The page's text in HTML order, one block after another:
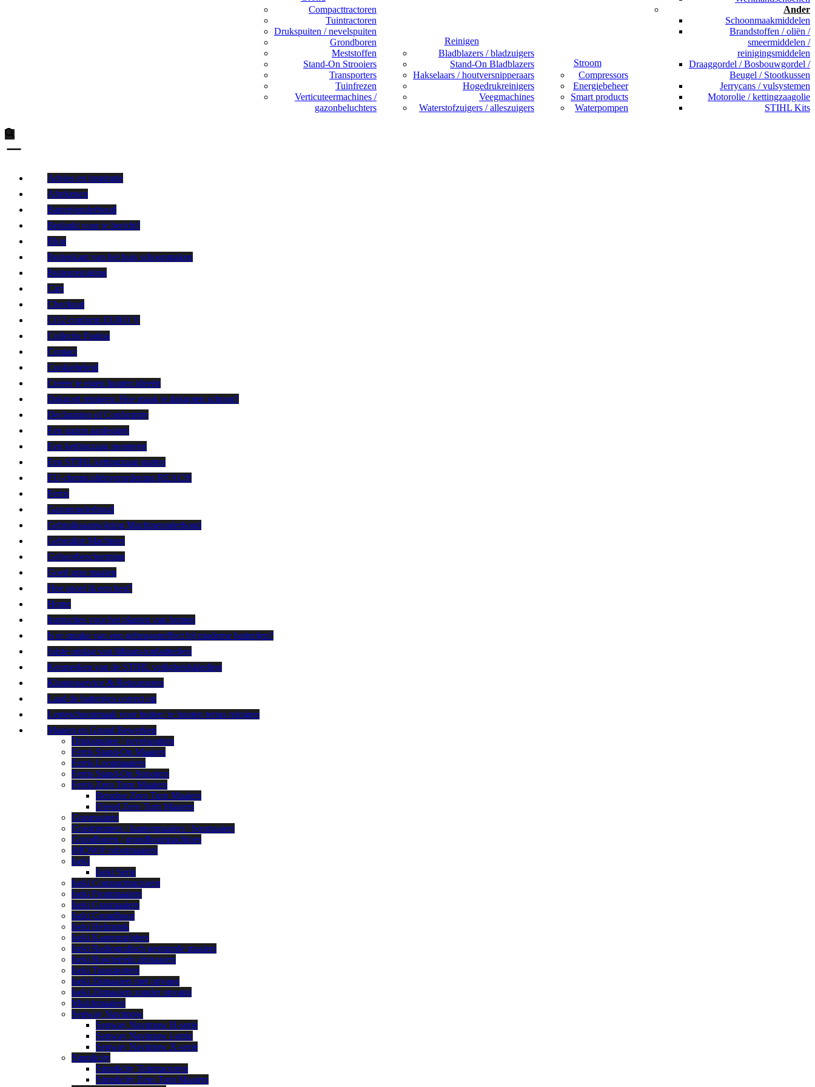
Compacttractoren
Tuintractoren
Drukspuiten / nevelspuiten
Grondboren
Meststoffen
Stand-On Strooiers
Transporters
Tuinfrezen
Verticuteermachines /
gazonbeluchters
Reinigen
Bladblazers / bladzuigers
Stand-On Bladblazers
Hakselaars / houtversnipperaars
Hogedrukreinigers
Veegmachines
Waterstofzuigers / alleszuigers
Stroom
Compressors
Energiebeheer
Smart products
Waterpompen
Ander
Schoonmaakmiddelen
Brandstoffen / oliën /
smeermiddelen /
reinigingsmiddelen
Draaggordel / Bosbouwgordel /
Beugel / Stootkussen
Jerrycans / vulsystemen
Motorolie / kettingzaagolie
STIHL Kits
Advies en inspiratie
Afrekenen
Batterijonderhoud
Bedankt voor je bericht!
Blog
Buitenkant van het huis schoonmaken
Buitenreiniging
Cart
Checkout
CO2 conform EURO V
Collectie Pagina
Contact
Cookiebeleid
Creëer je eigen houten ideeën
Dakgoot reinigen: Hoe maak je dakgoten schoon?
Declaration of Conformity
Een gazon aanleggen
Een kettingzaag monteren
Een STIHL kettingzaag starten
EU-chemicaliënverordening REACH
Ferris
Gazononderhoud
Gebruiksaanwijzing Machineonderhoud
Gebruikte Machines
Gehoorbescherming
Goed gras maaien
Hoe snoei ik een heg?
Home
Instructies voor het planten van bomen
Is er sprake van een geheugeneffect bij moderne batterijen?
Juiste opslag van lithium-ionbatterijen
Kenmerken van de STIHL veiligheidskleding
Klantenservice & Retourneren
Laad de batterijen correct op
Lenteschoonmaak voor buiten: je houten terras reinigen
Maaien en Grond Bewerken
Drukspuiten / nevelspuiten
Ferris Stand-On Maaiers
Ferris Loopmaaiers
Ferris Stand-On Strooiers
Ferris Zero Turn Maaiers
Benzine Zero Turn Maaiers
Diesel Zero Turn Maaiers
Grasmaaiers
Grastrimmers / kantenmaaiers / bosmaaiers
Grondboren / grondboormachines
iMOW® robotmaaiers
Iseki
Iseki Serie
Iseki Compacttractoren
Iseki Frontmaaiers
Iseki Grasmaaiers
Iseki Grondboor
Iseki Helmstok
Iseki Kantensnijders
Iseki Radiografisch gestuurde maaiers
Iseki Ruwterrein zitmaaiers
Iseki Transporters
Iseki Zitmaaiers met opvang
Iseki Zitmaaiers zonder opvang
Mulchmaaiers
Segway Navimow
Segway Navimow H-serie
Segway Navimow i-serie
Segway Navimow X-serie
Simplicity
Simplicity Tuintractoren
Simplicity Zero Turn Maaiers